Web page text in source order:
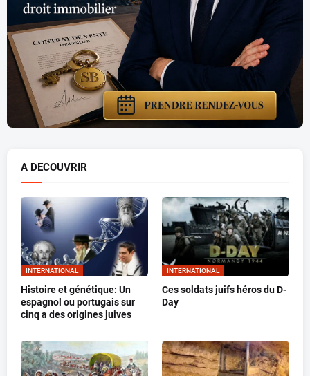
A DECOUVRIR
INTERNATIONAL
Histoire et génétique: Un
espagnol ou portugais sur
cinq a des origines juives
INTERNATIONAL
Ces soldats juifs héros du D-
Day